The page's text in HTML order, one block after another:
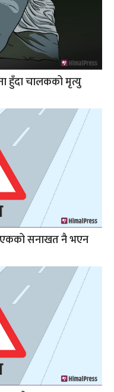
हुँदा चालकको मृत्यु
एकको सनाखत नै भएन